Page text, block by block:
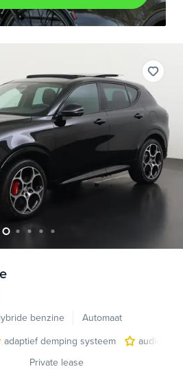
benzine
Automaat
adaptief demping systeem
audio
Private lease